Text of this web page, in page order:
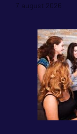
7. august 2026